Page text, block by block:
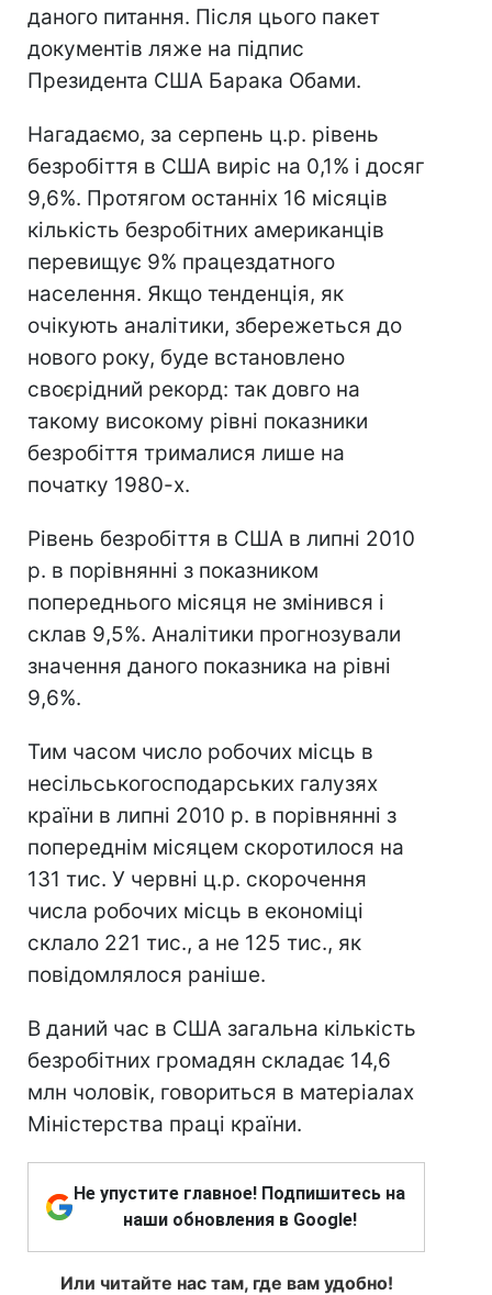
даного питання. Після цього пакет
документів ляже на підпис
Президента США Барака Обами.
Нагадаємо, за серпень ц.р. рівень
безробіття в США виріс на 0,1% і досяг
9,6%. Протягом останніх 16 місяців
кількість безробітних американців
перевищує 9% працездатного
населення. Якщо тенденція, як
очікують аналітики, збережеться до
нового року, буде встановлено
своєрідний рекорд: так довго на
такому високому рівні показники
безробіття трималися лише на
початку 1980-х.
Рівень безробіття в США в липні 2010
р. в порівнянні з показником
попереднього місяця не змінився і
склав 9,5%. Аналітики прогнозували
значення даного показника на рівні
9,6%.
Тим часом число робочих місць в
несільськогосподарських галузях
країни в липні 2010 р. в порівнянні з
попереднім місяцем скоротилося на
131 тис. У червні ц.р. скорочення
числа робочих місць в економіці
склало 221 тис., а не 125 тис., як
повідомлялося раніше.
В даний час в США загальна кількість
безробітних громадян складає 14,6
млн чоловік, говориться в матеріалах
Міністерства праці країни.
Не упустите главное! Подпишитесь на
наши обновления в Google!
Или читайте нас там, где вам удобно!